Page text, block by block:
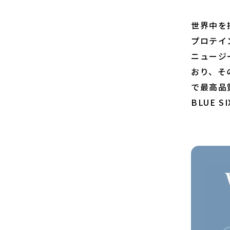
世界中
プロテイ
ニュー
おり、
で最高
BLUE